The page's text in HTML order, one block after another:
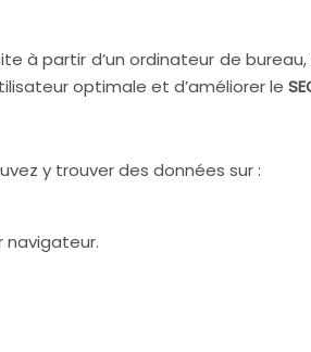
à partir d’un ordinateur de
optimale et d’améliorer le
y trouver des données sur :
navigateur.